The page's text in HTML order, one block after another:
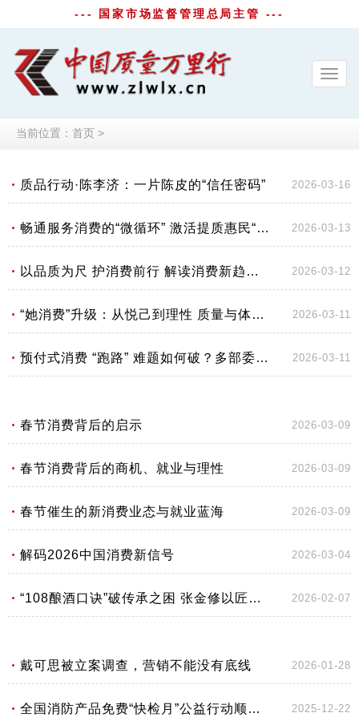
--- 国家市场监督管理总局主管 ---
当前位置： 首页 >
质品行动·陈李济：一片陈皮的“信任密码” 2026-03-16
畅通服务消费的“微循环” 激活提质惠民“大动能” 2026-03-13
以品质为尺 护消费前行 解读消费新趋势与维权新方向 2026-03-12
“她消费”升级：从悦己到理性 质量与体验成核心诉求 2026-03-11
预付式消费 “跑路” 难题如何破？多部委出手筑牢制度防线 2026-03-11
春节消费背后的启示 2026-03-09
春节消费背后的商机、就业与理性 2026-03-09
春节催生的新消费业态与就业蓝海 2026-03-09
解码2026中国消费新信号 2026-03-04
“108酿酒口诀”破传承之困 张金修以匠心赋能白酒文化守正创新 2026-02-07
戴可思被立案调查，营销不能没有底线 2026-01-28
全国消防产品免费“快检月”公益行动顺利结束 2025-12-22